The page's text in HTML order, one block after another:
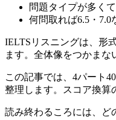
問題タイプが多く
何問取れば6.5・
IELTSリスニングは、形
ます。全体像をつかまな
この記事では、4パート
整理します。スコア換算
読み終わるころには、ど